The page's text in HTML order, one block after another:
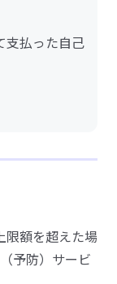
支払った自己
限額を超えた場
予防）サービ